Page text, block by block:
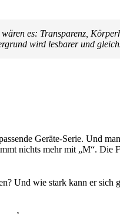
wären es: Transparenz,
wird lesbarer und
Geräte-Serie. Und
nichts mehr mit „M“.
Und wie stark kann er sich